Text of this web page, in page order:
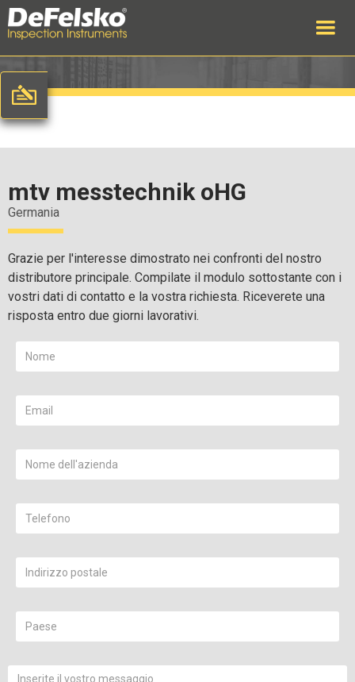
mtv messtechnik oHG
Germania
Grazie per l'interesse dimostrato nei confronti del nostro
distributore principale. Compilate il modulo sottostante con i
vostri dati di contatto e la vostra richiesta. Riceverete una
risposta entro due giorni lavorativi.